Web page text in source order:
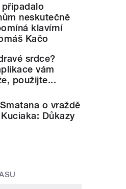
neskutečně
klavírní
Kačo
srdce?
vám
použijte...
o vraždě
Důkazy